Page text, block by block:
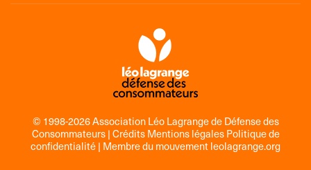
© 1998-2026 Association Léo Lagrange de Défense des
Consommateurs |Crédits Mentions légales Politique de
confidentialité| Membre du mouvementleolagrange.org